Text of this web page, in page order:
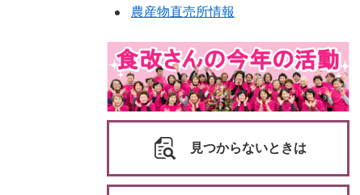
農産物直売所情報
見つからないときは